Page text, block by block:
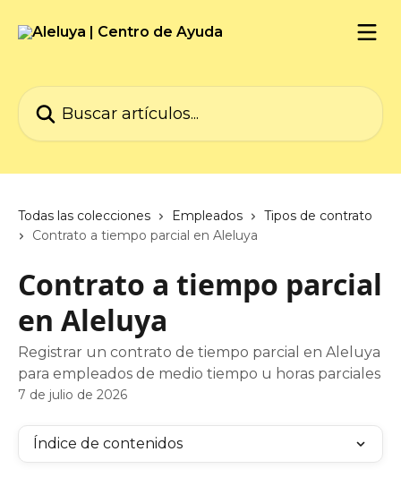
Buscar artículos...
Todas las colecciones Empleados
Tipos de contrato
Contrato a tiempo parcial en Aleluya
Contrato a tiempo parcial
en Aleluya
Registrar un contrato de tiempo parcial en Aleluya
para empleados de medio tiempo u horas parciales
7 de julio de 2026
Índice de contenidos